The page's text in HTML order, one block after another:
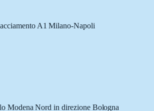
A1 Milano-Napoli
Modena Nord in direzione Bologna